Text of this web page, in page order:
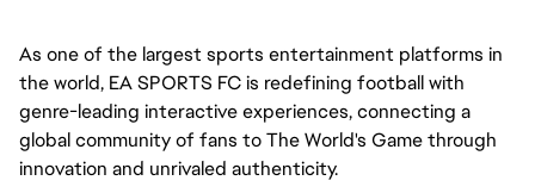
As one of the largest sports entertainment platforms in
the world, EA SPORTS FC is redefining football with
genre-leading interactive experiences, connecting a
global community of fans to The World's Game through
innovation and unrivaled authenticity.